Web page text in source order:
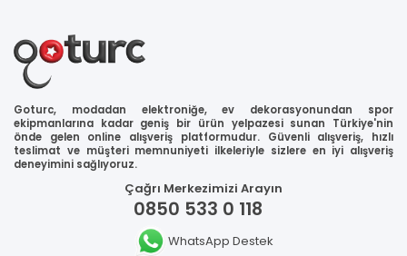
Goturc, modadan elektroniğe, ev dekorasyonundan spor
ekipmanlarına kadar geniş bir ürün yelpazesi sunan Türkiye'nin
önde gelen online alışveriş platformudur. Güvenli alışveriş, hızlı
teslimat ve müşteri memnuniyeti ilkeleriyle sizlere en iyi alışveriş
deneyimini sağlıyoruz.
Çağrı Merkezimizi Arayın
0850 533 0 118
WhatsApp Destek